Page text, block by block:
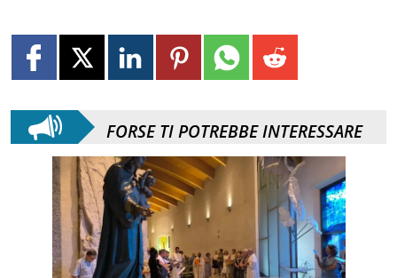
FORSE TI POTREBBE INTERESSARE